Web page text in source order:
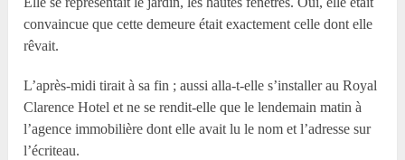
convaincue que cette demeure était exactement celle dont elle
rêvait.
L’après-midi tirait à sa fin ; aussi alla-t-elle s’installer au Royal
Clarence Hotel et ne se rendit-elle que le lendemain matin à
l’agence immobilière dont elle avait lu le nom et l’adresse sur
l’écriteau.